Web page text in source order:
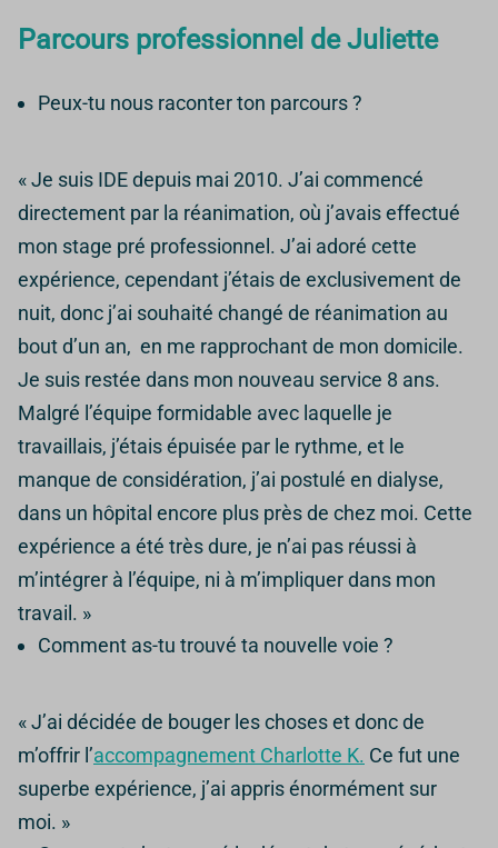
Parcours professionnel de Juliette
Peux-tu nous raconter ton parcours ?
« Je suis IDE depuis mai 2010. J’ai commencé
directement par la réanimation, où j’avais effectué
mon stage pré professionnel. J’ai adoré cette
expérience, cependant j’étais de exclusivement de
nuit, donc j’ai souhaité changé de réanimation au
bout d’un an, en me rapprochant de mon domicile.
Je suis restée dans mon nouveau service 8 ans.
Malgré l’équipe formidable avec laquelle je
travaillais, j’étais épuisée par le rythme, et le
manque de considération, j’ai postulé en dialyse,
dans un hôpital encore plus près de chez moi. Cette
expérience a été très dure, je n’ai pas réussi à
m’intégrer à l’équipe, ni à m’impliquer dans mon
travail. »
Comment as-tu trouvé ta nouvelle voie ?
« J’ai décidée de bouger les choses et donc de
m’offrir l’accompagnement Charlotte K. Ce fut une
superbe expérience, j’ai appris énormément sur
moi. »